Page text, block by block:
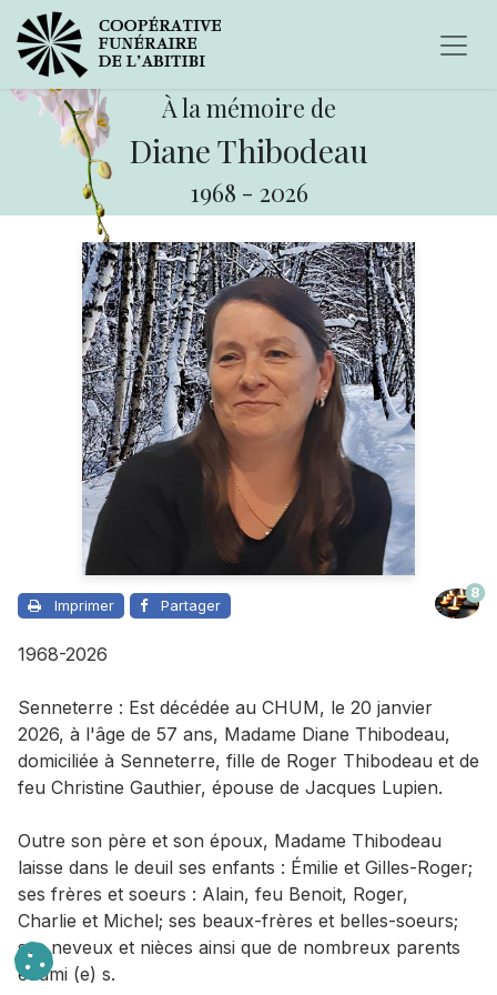
À la mémoire de
Diane Thibodeau
1968 - 2026
Imprimer Partager
8
1968-2026
Senneterre : Est décédée au CHUM, le 20 janvier
2026, à l'âge de 57 ans, Madame Diane Thibodeau,
domiciliée à Senneterre, fille de Roger Thibodeau et de
feu Christine Gauthier, épouse de Jacques Lupien.
Outre son père et son époux, Madame Thibodeau
laisse dans le deuil ses enfants : Émilie et Gilles-Roger;
ses frères et soeurs : Alain, feu Benoit, Roger,
Charlie et Michel; ses beaux-frères et belles-soeurs;
ses neveux et nièces ainsi que de nombreux parents
et ami (e) s.